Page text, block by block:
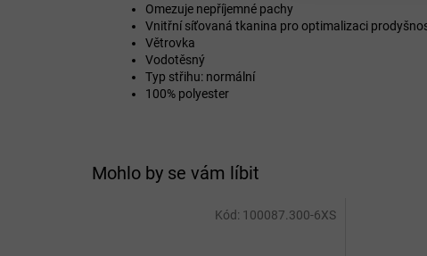
Mohlo by se vám líbit
Kód: 100087.300-6XS
Omezuje nepříjemné pachy
Vnitřní síťovaná tkanina pro optimalizaci
Větrovka
Vodotěsný
Typ střihu: normální
100% polyester